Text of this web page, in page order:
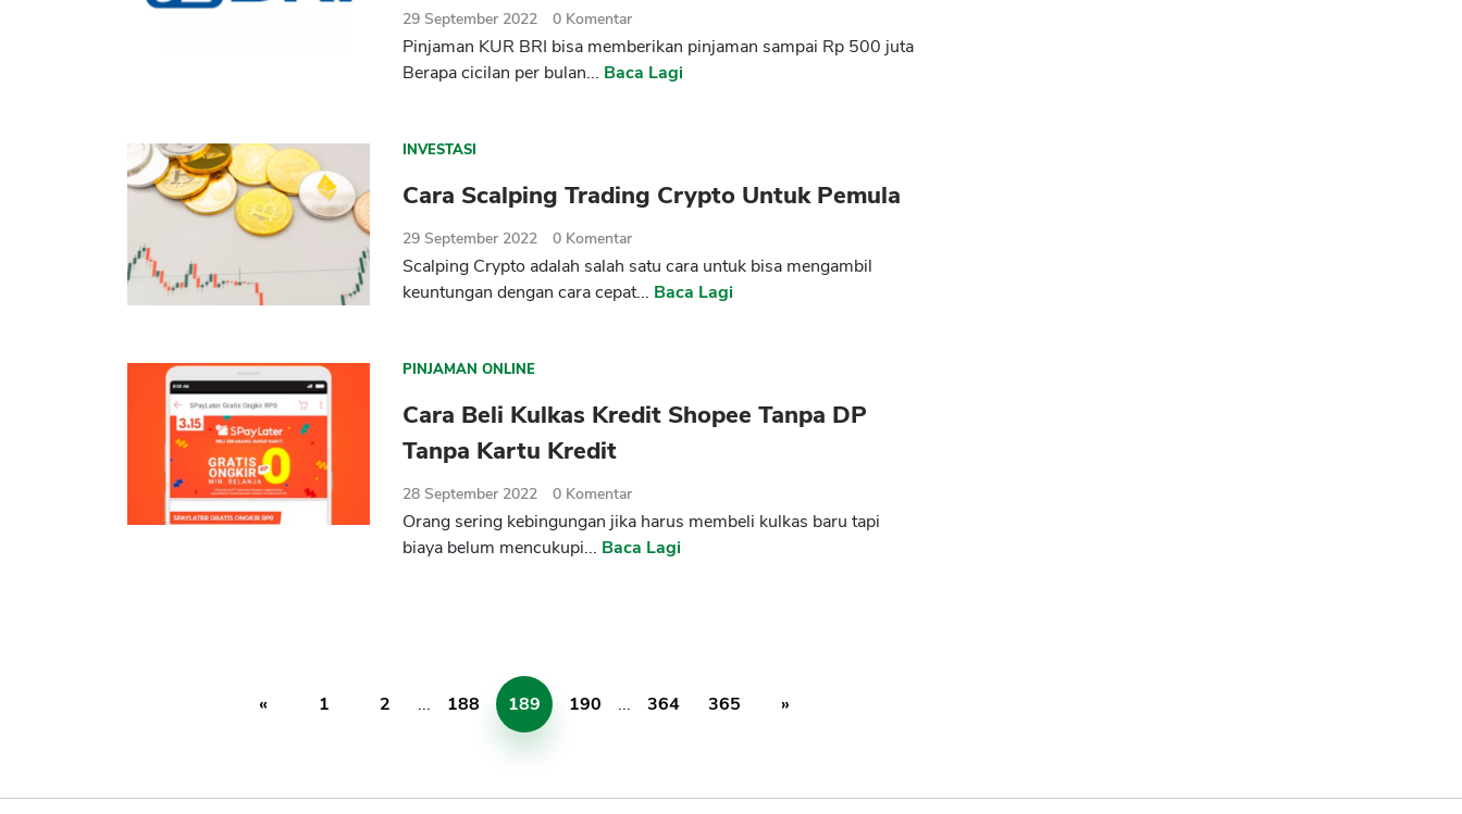
29 September 2022 0 Komentar
Pinjaman KUR BRI bisa memberikan pinjaman sampai Rp 500 juta
Berapa cicilan per bulan... Baca Lagi
INVESTASI
Cara Scalping Trading Crypto Untuk Pemula
29 September 2022 0 Komentar
Scalping Crypto adalah salah satu cara untuk bisa mengambil
keuntungan dengan cara cepat... Baca Lagi
PINJAMAN ONLINE
Cara Beli Kulkas Kredit Shopee Tanpa DP
Tanpa Kartu Kredit
28 September 2022 0 Komentar
Orang sering kebingungan jika harus membeli kulkas baru tapi
biaya belum mencukupi... Baca Lagi
« 1 2 ... 188 189 190 ... 364 365 »